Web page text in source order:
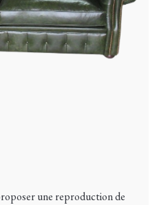
une reproduction de